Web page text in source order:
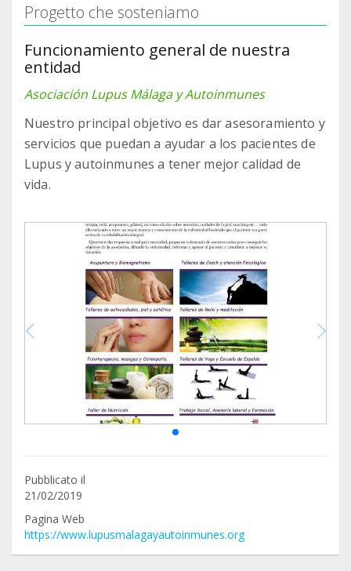
Progetto che sosteniamo
Funcionamiento general de nuestra
entidad
Asociación Lupus Málaga y Autoinmunes
Nuestro principal objetivo es dar asesoramiento y
servicios que puedan a ayudar a los pacientes de
Lupus y autoinmunes a tener mejor calidad de
vida.
Pubblicato il
21/02/2019
Pagina Web
https://www.lupusmalagayautoinmunes.org